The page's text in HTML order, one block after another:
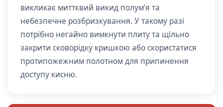
викликає миттєвий викид полум’я та
небезпечне розбризкування. У такому разі
потрібно негайно вимкнути плиту та щільно
закрити сковорідку кришкою або скористатися
протипожежним полотном для припинення
доступу кисню.